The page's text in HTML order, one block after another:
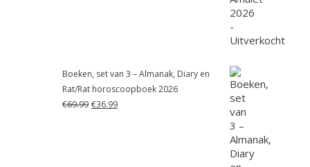
Boeken, set van 3 – Almanak, Diary en
Rat/Rat horoscoopboek 2026
€69.99 Oorspronkelijke
€36.99Huidige